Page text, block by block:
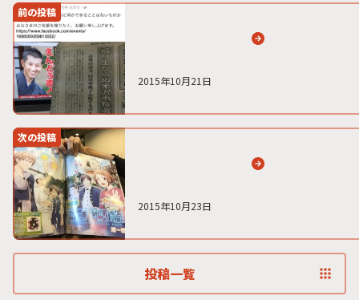
前の投稿
2015年10月21日
次の投稿
2015年10月23日
投稿一覧